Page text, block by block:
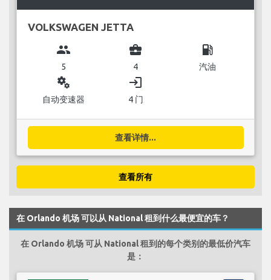
VOLKSWAGEN JETTA
group
5
business_center
4
local_gas_station
汽油
miscellaneous_services
自动变速器
login
4 门
查看详情...
查看所有
在 Orlando 机场 可以从 National 租到什么最便宜的车？
在 Orlando 机场 可从 National 租到的每个类别的最低价汽车
是：